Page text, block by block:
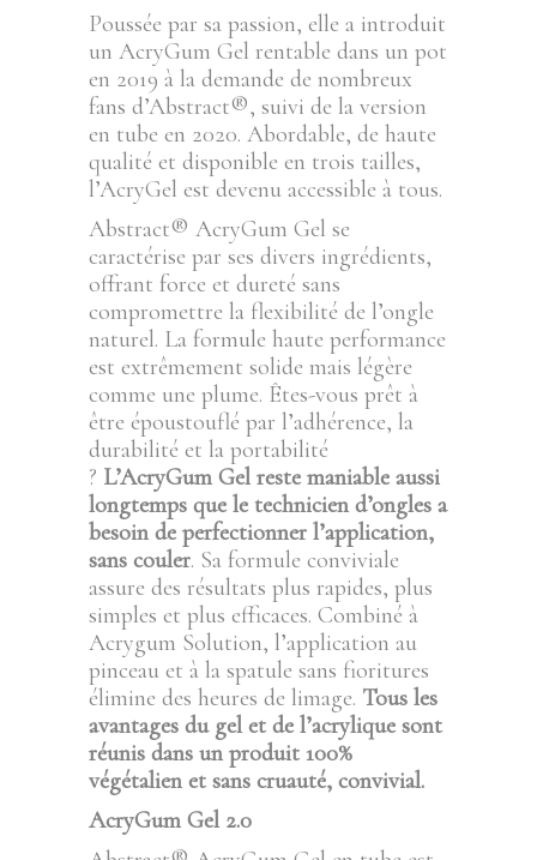
Poussée par sa passion, elle a introduit
un AcryGum Gel rentable dans un pot
en 2019 à la demande de nombreux
fans d’Abstract®, suivi de la version
en tube en 2020. Abordable, de haute
qualité et disponible en trois tailles,
l’AcryGel est devenu accessible à tous.
Abstract® AcryGum Gel se
caractérise par ses divers ingrédients,
offrant force et dureté sans
compromettre la flexibilité de l’ongle
naturel. La formule haute performance
est extrêmement solide mais légère
comme une plume. Êtes-vous prêt à
être époustouflé par l’adhérence, la
durabilité et la portabilité
? L’AcryGum Gel reste maniable aussi
longtemps que le technicien d’ongles a
besoin de perfectionner l’application,
sans couler. Sa formule conviviale
assure des résultats plus rapides, plus
simples et plus efficaces. Combiné à
Acrygum Solution, l’application au
pinceau et à la spatule sans fioritures
élimine des heures de limage. Tous les
avantages du gel et de l’acrylique sont
réunis dans un produit 100%
végétalien et sans cruauté, convivial.
AcryGum Gel 2.0